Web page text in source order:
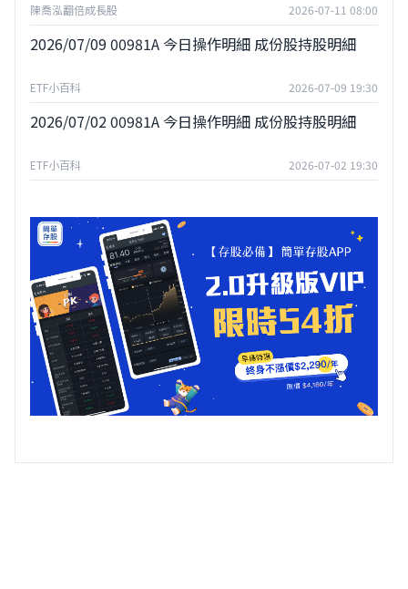
陳喬泓翻倍成長股 2026-07-11 08:00
2026/07/09 00981A 今日操作明細 成份股持股明細
ETF小百科 2026-07-09 19:30
2026/07/02 00981A 今日操作明細 成份股持股明細
ETF小百科 2026-07-02 19:30